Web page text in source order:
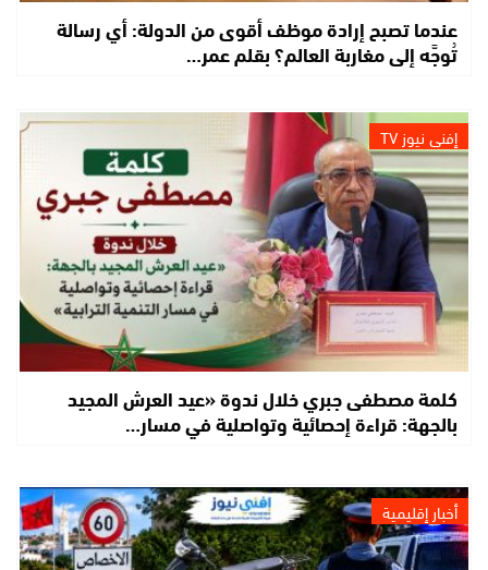
عندما تصبح إرادة موظف أقوى من الدولة: أي رسالة
تُوجَّه إلى مغاربة العالم؟ بقلم عمر…
إفني نيوز TV
كلمة مصطفى جبري خلال ندوة «عيد العرش المجيد
بالجهة: قراءة إحصائية وتواصلية في مسار…
أخبار إقليمية